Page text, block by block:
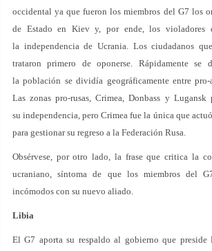
occidental ya que fueron los miembros del G7 los
de Estado en Kiev y, por ende, los violadores
la independencia de Ucrania. Los ciudadanos
trataron primero de oponerse. Rápidamente se
la población se dividía geográficamente entre pro-
Las zonas pro-rusas, Crimea, Donbass y Lugansk
su independencia, pero Crimea fue la única que
para gestionar su regreso a la Federación Rusa.
Obsérvese, por otro lado, la frase que critica la
ucraniano, síntoma de que los miembros del
incómodos con su nuevo aliado.
Libia
El G7 aporta su respaldo al gobierno que preside